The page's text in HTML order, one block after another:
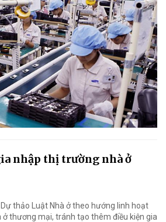
nhập thị trường nhà ở
thảo Luật Nhà ở theo hướng linh hoạt
thương mại, tránh tạo thêm điều kiện gia